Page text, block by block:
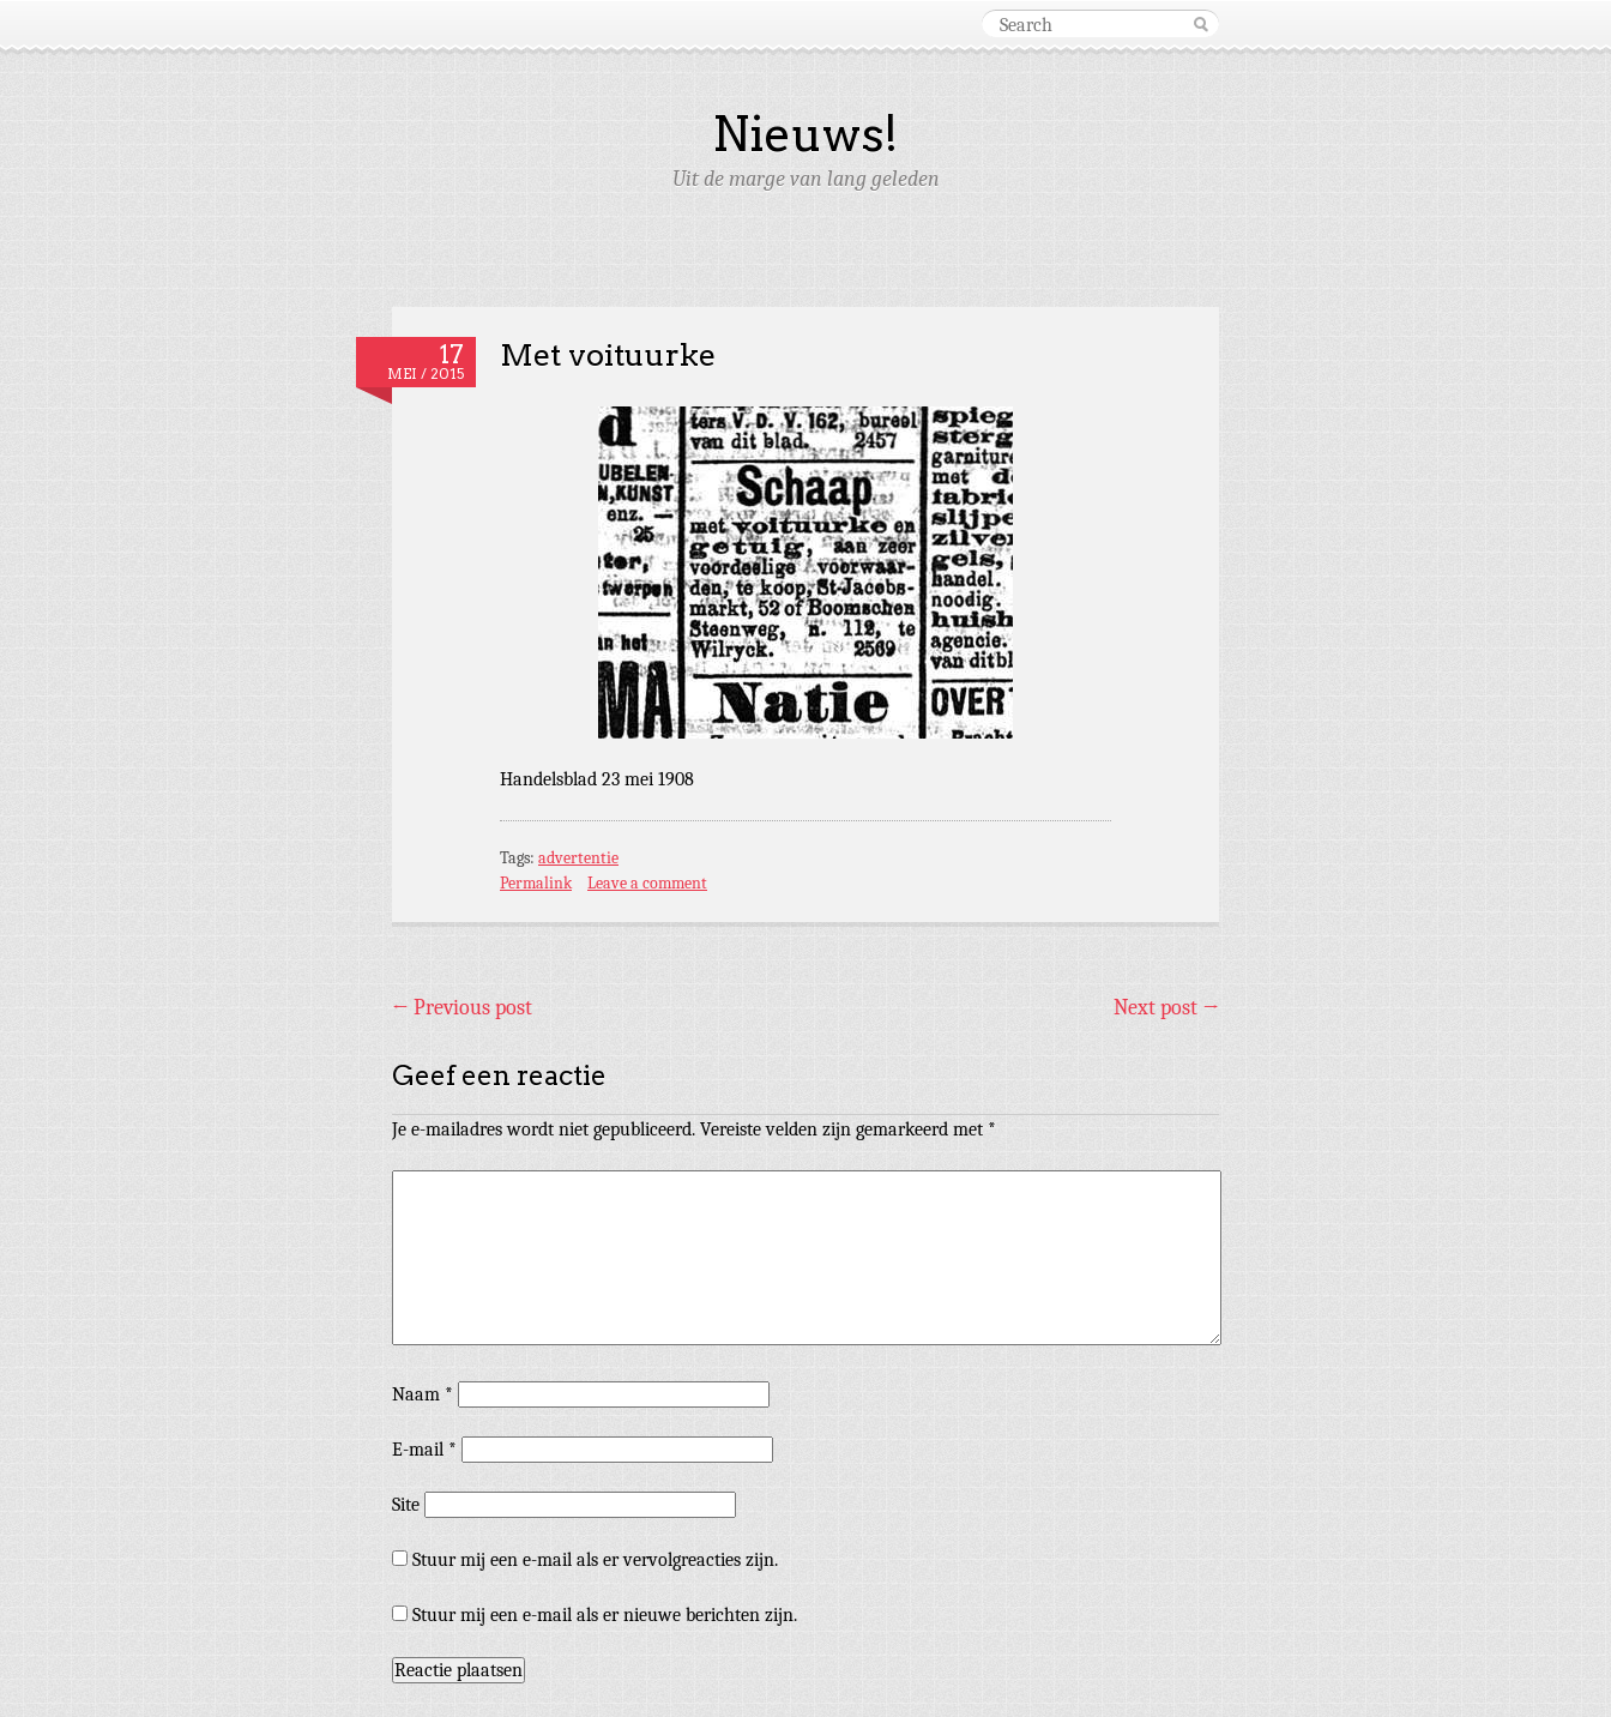
Nieuws!
Uit de marge van lang geleden
17
MEI / 2015
Met voituurke
Handelsblad 23 mei 1908
Tags: advertentie
Permalink
Leave a comment
← Previous post Next post →
Geef een reactie
Je e-mailadres wordt niet gepubliceerd. Vereiste velden zijn gemarkeerd met *
Naam *
E-mail *
Site
Stuur mij een e-mail als er vervolgreacties zijn.
Stuur mij een e-mail als er nieuwe berichten zijn.